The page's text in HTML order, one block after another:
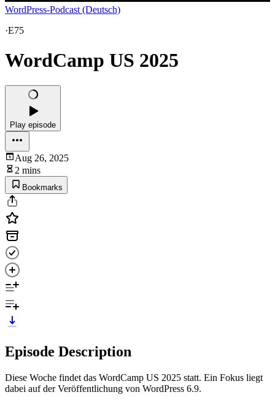
WordPress-Podcast (Deutsch)
·E75
WordCamp US 2025
Play episode
Aug 26, 2025
2 mins
Bookmarks
Episode Description
Diese Woche findet das WordCamp US 2025 statt. Ein Fokus liegt
dabei auf der Veröffentlichung von WordPress 6.9.